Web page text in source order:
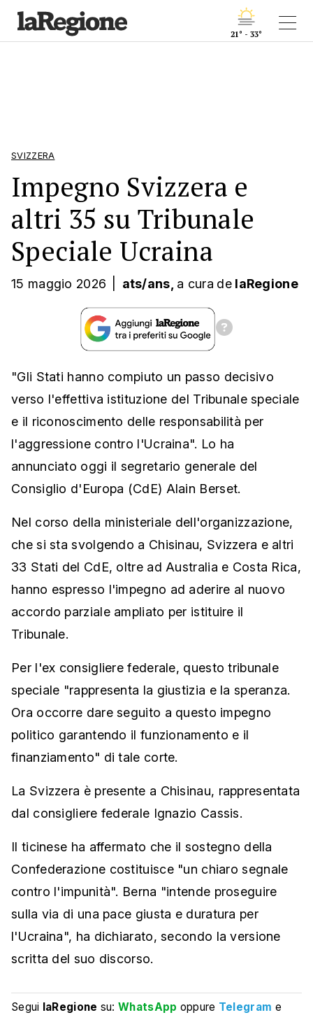
21° - 33°
SVIZZERA
Impegno Svizzera e
altri 35 su Tribunale
Speciale Ucraina
15 maggio 2026 ats/ans, a cura de laRegione
"Gli Stati hanno compiuto un passo decisivo
verso l'effettiva istituzione del Tribunale speciale
e il riconoscimento delle responsabilità per
l'aggressione contro l'Ucraina". Lo ha
annunciato oggi il segretario generale del
Consiglio d'Europa (CdE) Alain Berset.
Nel corso della ministeriale dell'organizzazione,
che si sta svolgendo a Chisinau, Svizzera e altri
33 Stati del CdE, oltre ad Australia e Costa Rica,
hanno espresso l'impegno ad aderire al nuovo
accordo parziale ampliato per istituire il
Tribunale.
Per l'ex consigliere federale, questo tribunale
speciale "rappresenta la giustizia e la speranza.
Ora occorre dare seguito a questo impegno
politico garantendo il funzionamento e il
finanziamento" di tale corte.
La Svizzera è presente a Chisinau, rappresentata
dal consigliere federale Ignazio Cassis.
Il ticinese ha affermato che il sostegno della
Confederazione costituisce "un chiaro segnale
contro l'impunità". Berna "intende proseguire
sulla via di una pace giusta e duratura per
l'Ucraina", ha dichiarato, secondo la versione
scritta del suo discorso.
Segui laRegione su:WhatsApp oppure Telegram e